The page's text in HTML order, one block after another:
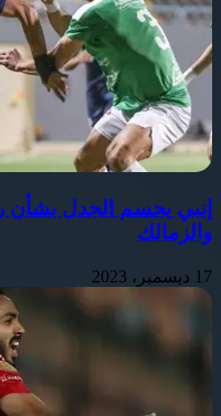
إنبي يحسم الجدل بشأن
والزمالك
17 ديسمبر، 2023